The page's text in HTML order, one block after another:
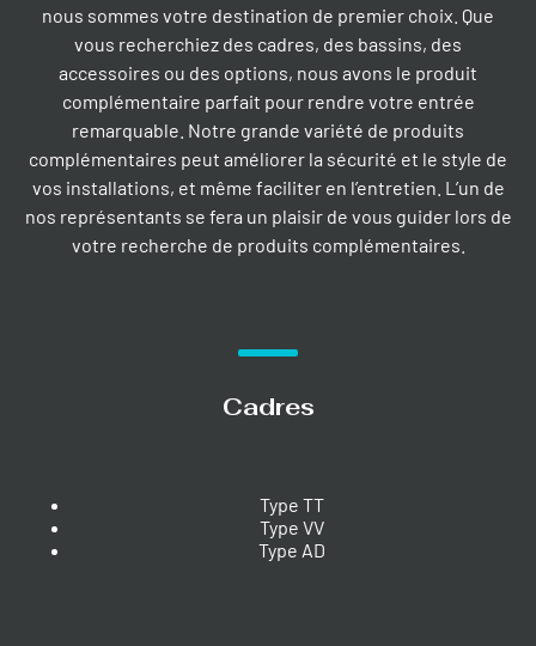
nous sommes votre destination de premier choix. Que
vous recherchiez des cadres, des bassins, des
accessoires ou des options, nous avons le produit
complémentaire parfait pour rendre votre entrée
remarquable. Notre grande variété de produits
complémentaires peut améliorer la sécurité et le style de
vos installations, et même faciliter en l’entretien. L’un de
nos représentants se fera un plaisir de vous guider lors de
votre recherche de produits complémentaires.
Cadres
Type TT
Type VV
Type AD